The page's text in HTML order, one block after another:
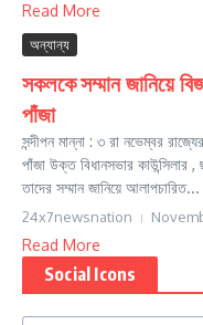
Read More
অন্যান্য
সকলকে সম্মান জানিয়ে
পাঁজা
সন্দীপন মান্না : ৩ রা নভেম্বর
পাঁজা উক্ত বিধানসভার কাউন্সিলার
তাদের সম্মান জানিয়ে আলাপচারিত...
24x7newsnation
Read More
Social Icons